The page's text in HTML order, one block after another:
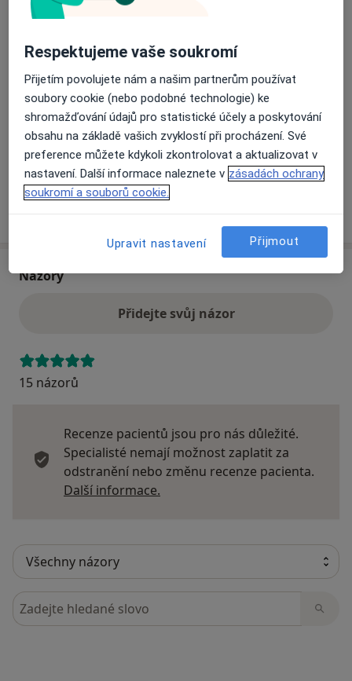
Dostupnost
Na této adrese online kalendář není aktivní
Co mám v takové situaci udělat?
Způsoby platby (soukromé návštěvy)
Na teto adrese lékař přijímá pacienty na pojišťovnu
Detaily
Názory
Přidejte svůj názor
15 názorů
Recenze pacientů jsou pro nás důležité.
Specialisté nemají možnost zaplatit za
odstranění nebo změnu recenze pacienta.
Další informace.
Hledejte v názorech
Respektujeme vaše soukromí
Přijetím povolujete nám a našim partnerům používat
soubory cookie (nebo podobné technologie) ke
shromažďování údajů pro statistické účely a poskytování
obsahu na základě vašich zvyklostí při procházení. Své
preference můžete kdykoli zkontrolovat a aktualizovat v
nastavení. Další informace naleznete v zásadách ochrany
soukromí a souborů cookie.
Upravit nastavení Přijmout